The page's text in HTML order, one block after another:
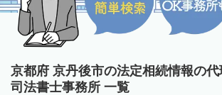
京都府 京丹後市の法定相続情報の
司法書士事務所 一覧